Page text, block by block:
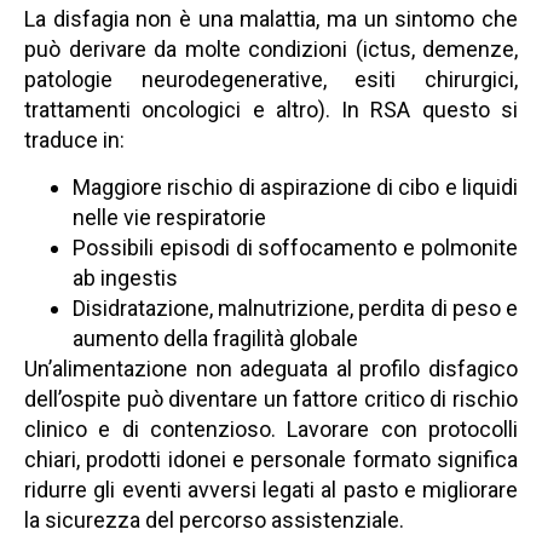
La disfagia non è una malattia, ma un sintomo che
può derivare da molte condizioni (ictus, demenze,
patologie neurodegenerative, esiti chirurgici,
trattamenti oncologici e altro). In RSA questo si
traduce in:
Maggiore rischio di aspirazione di cibo e liquidi
nelle vie respiratorie
Possibili episodi di soffocamento e polmonite
ab ingestis
Disidratazione, malnutrizione, perdita di peso e
aumento della fragilità globale
Un’alimentazione non adeguata al profilo disfagico
dell’ospite può diventare un fattore critico di rischio
clinico e di contenzioso. Lavorare con protocolli
chiari, prodotti idonei e personale formato significa
ridurre gli eventi avversi legati al pasto e migliorare
la sicurezza del percorso assistenziale.